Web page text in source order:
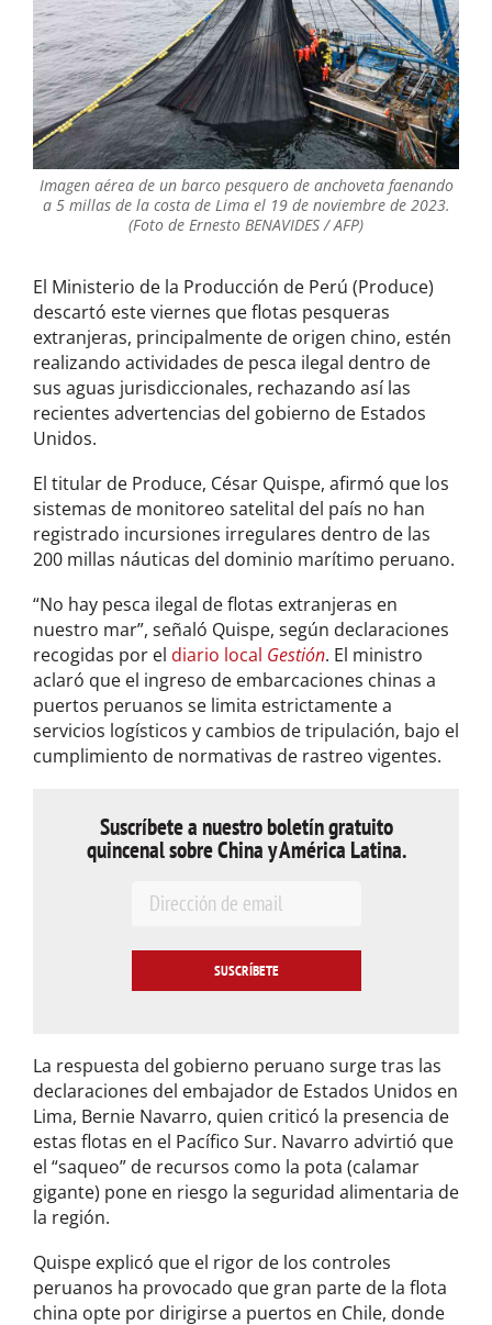
Imagen aérea de un barco pesquero de anchoveta faenando
a 5 millas de la costa de Lima el 19 de noviembre de 2023.
(Foto de Ernesto BENAVIDES / AFP)
El Ministerio de la Producción de Perú (Produce)
descartó este viernes que flotas pesqueras
extranjeras, principalmente de origen chino, estén
realizando actividades de pesca ilegal dentro de
sus aguas jurisdiccionales, rechazando así las
recientes advertencias del gobierno de Estados
Unidos.
El titular de Produce, César Quispe, afirmó que los
sistemas de monitoreo satelital del país no han
registrado incursiones irregulares dentro de las
200 millas náuticas del dominio marítimo peruano.
“No hay pesca ilegal de flotas extranjeras en
nuestro mar”, señaló Quispe, según declaraciones
recogidas por el diario local Gestión. El ministro
aclaró que el ingreso de embarcaciones chinas a
puertos peruanos se limita estrictamente a
servicios logísticos y cambios de tripulación, bajo el
cumplimiento de normativas de rastreo vigentes.
Suscríbete a nuestro boletín gratuito
quincenal sobre China y América Latina.
La respuesta del gobierno peruano surge tras las
declaraciones del embajador de Estados Unidos en
Lima, Bernie Navarro, quien criticó la presencia de
estas flotas en el Pacífico Sur. Navarro advirtió que
el “saqueo” de recursos como la pota (calamar
gigante) pone en riesgo la seguridad alimentaria de
la región.
Quispe explicó que el rigor de los controles
peruanos ha provocado que gran parte de la flota
china opte por dirigirse a puertos en Chile, donde